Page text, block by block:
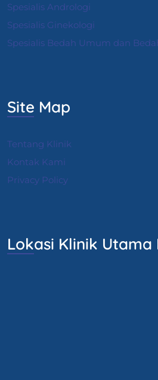
Spesialis Andrologi
Spesialis Ginekologi
Spesialis Bedah Umum dan
Site Map
Tentang Klinik
Kontak Kami
Privacy Policy
Lokasi Klinik Utama